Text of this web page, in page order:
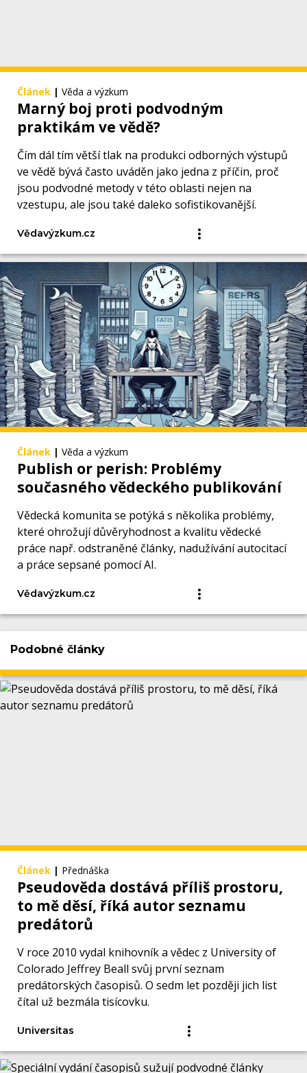
Článek | Věda a výzkum
Marný boj proti podvodným
praktikám ve vědě?
Čím dál tím větší tlak na produkci odborných výstupů
ve vědě bývá často uváděn jako jedna z příčin, proč
jsou podvodné metody v této oblasti nejen na
vzestupu, ale jsou také daleko sofistikovanější.
Vědavýzkum.cz
Článek | Věda a výzkum
Publish or perish: Problémy
současného vědeckého publikování
Vědecká komunita se potýká s několika problémy,
které ohrožují důvěryhodnost a kvalitu vědecké
práce např. odstraněné články, nadužívání autocitací
a práce sepsané pomocí AI.
Vědavýzkum.cz
Podobné články
Článek | Přednáška
Pseudověda dostává příliš prostoru,
to mě děsí, říká autor seznamu
predátorů
V roce 2010 vydal knihovník a vědec z University of
Colorado Jeffrey Beall svůj první seznam
predátorských časopisů. O sedm let později jich list
čítal už bezmála tisícovku.
Universitas